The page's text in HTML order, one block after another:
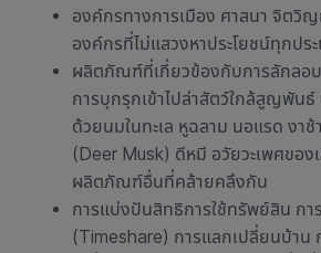
องค์กรทางการเมือง ศาสนา จิตวิ
องค์กรที่ไม่แสวงหาประโยชน์ทุกประ
ผลิตภัณฑ์ที่เกี่ยวข้องกับการลักลอบ
การบุกรุกเข้าไปล่าสัตว์ใกล้สูญพันธ์
ด้วยนมในทะเล หูฉลาม นอแรด งาช้
(Deer Musk) ดีหมี อวัยวะเพศของ
ผลิตภัณฑ์อื่นที่คล้ายคลึงกัน
การแบ่งปันสิทธิการใช้ทรัพย์สิน กา
(Timeshare) การแลกเปลี่ยนบ้าน